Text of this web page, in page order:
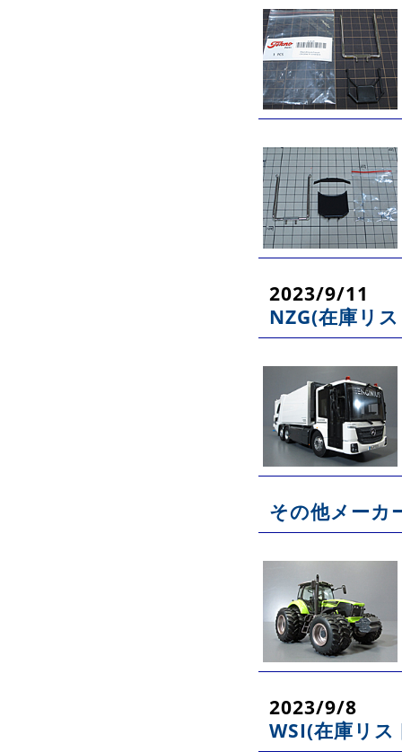
2023/9/11
NZG(在庫リ
その他メーカ
2023/9/8
WSI(在庫リス